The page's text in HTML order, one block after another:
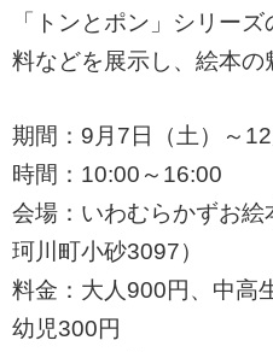
「トンとポン」シリー
料などを展示し、絵本の
期間：9月7日（土）～12
時間：10:00～16:00
会場：いわむらかずお
珂川町小砂3097）
料金：大人900円、中高
幼児300円